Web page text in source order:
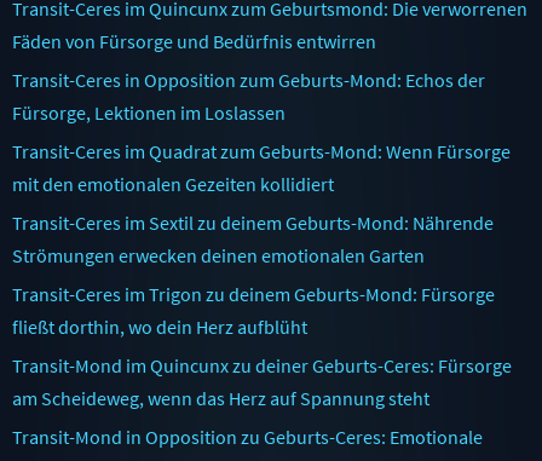
Transit-Ceres im Quincunx zum Geburtsmond: Die verworrenen
Fäden von Fürsorge und Bedürfnis entwirren
Transit-Ceres in Opposition zum Geburts-Mond: Echos der
Fürsorge, Lektionen im Loslassen
Transit-Ceres im Quadrat zum Geburts-Mond: Wenn Fürsorge
mit den emotionalen Gezeiten kollidiert
Transit-Ceres im Sextil zu deinem Geburts-Mond: Nährende
Strömungen erwecken deinen emotionalen Garten
Transit-Ceres im Trigon zu deinem Geburts-Mond: Fürsorge
fließt dorthin, wo dein Herz aufblüht
Transit-Mond im Quincunx zu deiner Geburts-Ceres: Fürsorge
am Scheideweg, wenn das Herz auf Spannung steht
Transit-Mond in Opposition zu Geburts-Ceres: Emotionale